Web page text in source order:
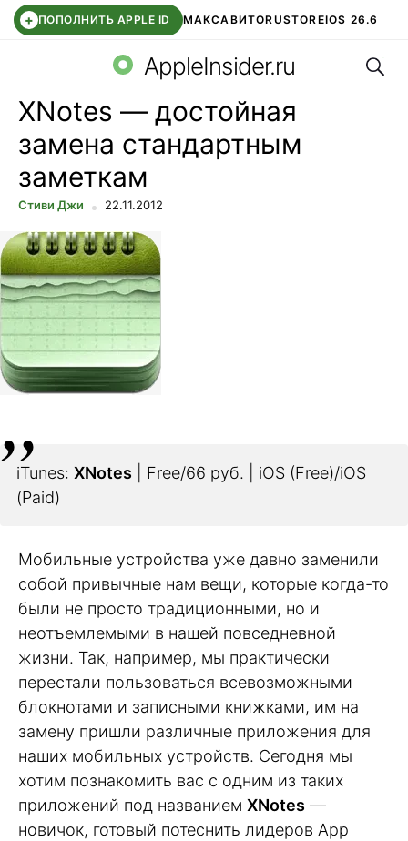
+ ПОПОЛНИТЬ APPLE ID МАКСАВИТОRUSTOREIOS 26.6
СБЕР КИДС ВТБ ОНЛАЙН ЧАТ В ROBLOX
AppleInsider.ru
XNotes — достойная
замена стандартным
заметкам
Стиви Джи 22.11.2012
iTunes: XNotes | Free/66 руб. | iOS (Free)/iOS
(Paid)
Мобильные устройства уже давно заменили
собой привычные нам вещи, которые когда-то
были не просто традиционными, но и
неотъемлемыми в нашей повседневной
жизни. Так, например, мы практически
перестали пользоваться всевозможными
блокнотами и записными книжками, им на
замену пришли различные приложения для
наших мобильных устройств. Сегодня мы
хотим познакомить вас с одним из таких
приложений под названием XNotes —
новичок, готовый потеснить лидеров App